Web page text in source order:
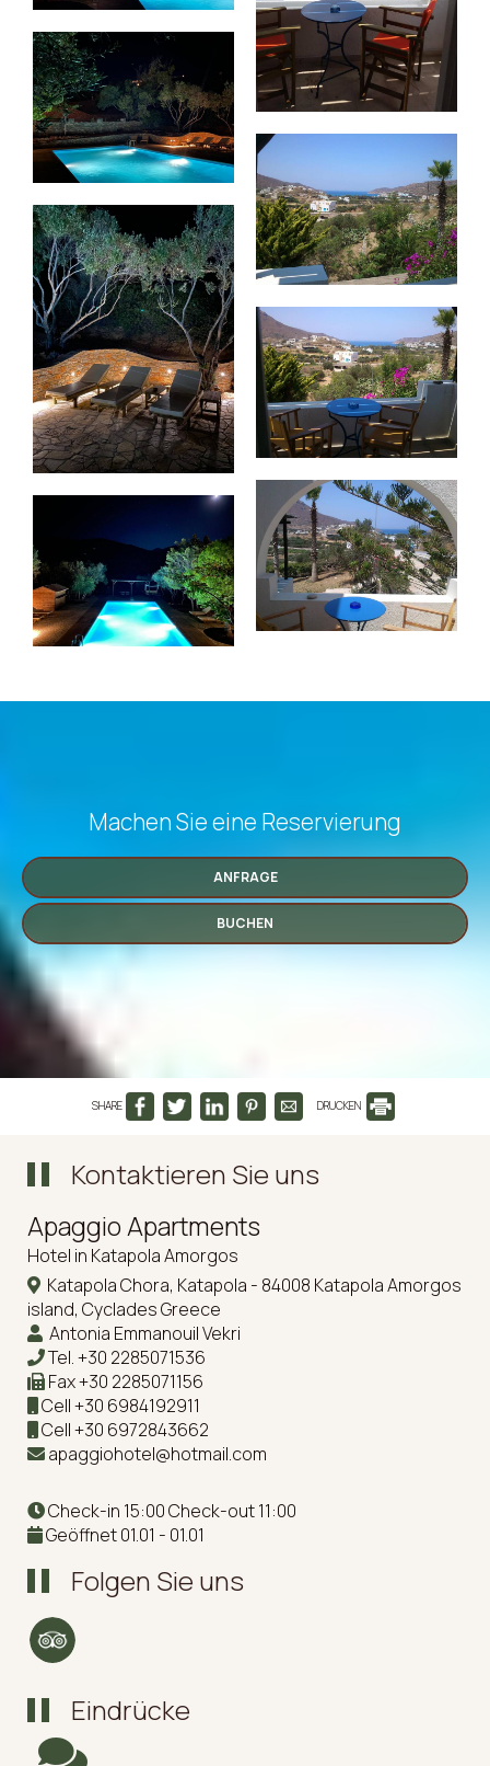
Machen Sie eine Reservierung
ANFRAGE
BUCHEN
SHARE DRUCKEN
Kontaktieren Sie uns
Apaggio Apartments
Hotel in Katapola Amorgos
Katapola Chora, Katapola - 84008 Katapola Amorgos
island, Cyclades Greece
Antonia Emmanouil Vekri
Tel.+30 2285071536
Fax+30 2285071156
Cell+30 6984192911
Cell+30 6972843662
apaggiohotel@hotmail.com
Check-in 15:00 Check-out 11:00
Geöffnet 01.01 - 01.01
Folgen Sie uns
Eindrücke